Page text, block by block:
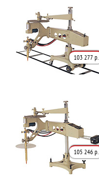
103 277 р.
105 246 р.